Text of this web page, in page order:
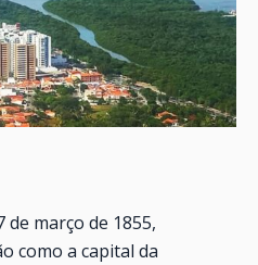
março de 1855,
como a capital da